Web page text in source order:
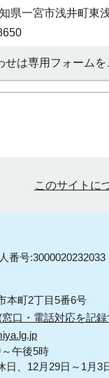
県一宮市浅井町東
せは専用フォームを
このサイトに
番号:3000020232033
本町2丁目5番6号
窓口・電話対応を記
午後5時
日、12月29日～1月3